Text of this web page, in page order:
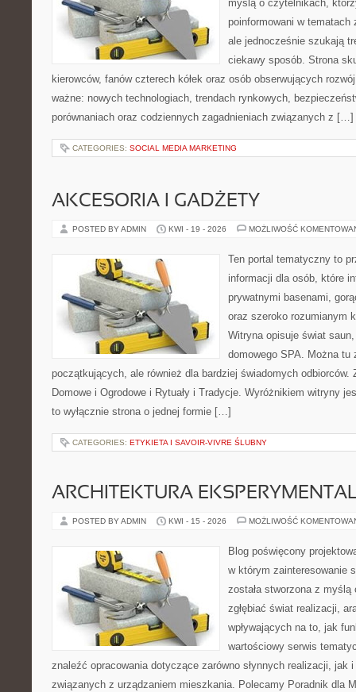
myślą o czytelnikach,
poinformowani w
ale jednocześnie szukają
ciekawy sposób. Strona
kierowców, fanów czterech kółek oraz osób obserwujących
ważne: nowych technologiach, trendach rynkowych,
porównaniach oraz codziennych zagadnieniach związanych z […]
CATEGORIES: SOCIAL MEDIA MARKETING
AKCESORIA I GADŻETY
POSTED BY ADMIN KWI - 19 - 2026 MOŻLIWOŚĆ
Ten portal tematyczny to
informacji dla osób, które
prywatnymi basenami,
oraz szeroko rozumianym
Witryna opisuje świat
domowego SPA. Można
początkujących, ale również dla bardziej świadomych odbiorców.
Domowe i Ogrodowe i Rytuały i Tradycje. Wyróżnikiem witryny
to wyłącznie strona o jednej formie […]
CATEGORIES: ETYKIETA I SAVOIR-VIVRE ŚLUBNY
ARCHITEKTURA
POSTED BY ADMIN KWI - 15 - 2026 MOŻLIWOŚĆ
Blog poświęcony
w którym zainteresowanie
została stworzona z
zgłębiać świat realizacji,
wpływających na to, jak
wartościowy serwis
znaleźć opracowania dotyczące zarówno słynnych realizacji, jak
związanych z urządzaniem mieszkania. Polecamy Poradnik dla